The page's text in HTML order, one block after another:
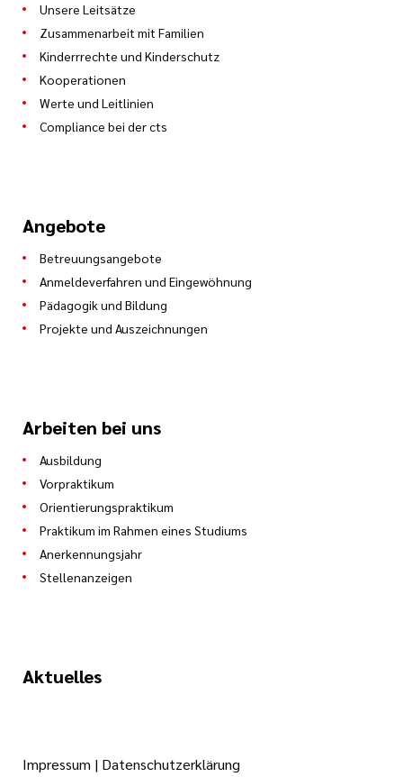
Unsere Leitsätze
Zusammenarbeit mit Familien
Kinderrrechte und Kinderschutz
Kooperationen
Werte und Leitlinien
Compliance bei der cts
Angebote
Betreuungsangebote
Anmeldeverfahren und Eingewöhnung
Pädagogik und Bildung
Projekte und Auszeichnungen
Arbeiten bei uns
Ausbildung
Vorpraktikum
Orientierungspraktikum
Praktikum im Rahmen eines Studiums
Anerkennungsjahr
Stellenanzeigen
Aktuelles
Impressum | Datenschutzerklärung